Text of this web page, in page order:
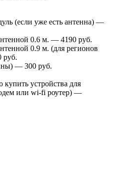
(если уже есть антенна) —
0.6 м. — 4190 руб.
0.9 м. (для регионов
руб.
— 300 руб.
устройства для
или wi-fi роутер) —